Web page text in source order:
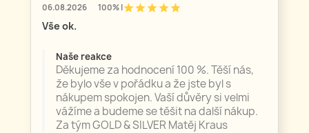
06.08.2026 100% |starstarstarstarstar
Vše ok.
Naše reakce
Děkujeme za hodnocení 100 %. Těší nás,
že bylo vše v pořádku a že jste byl s
nákupem spokojen. Vaší důvěry si velmi
vážíme a budeme se těšit na další nákup.
Za tým GOLD & SILVER Matěj Kraus